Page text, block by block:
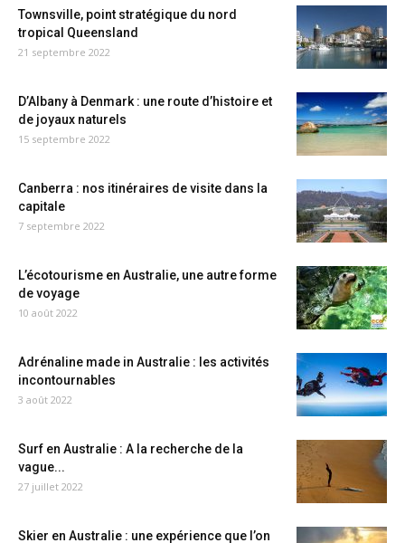
Townsville, point stratégique du nord
tropical Queensland
21 septembre 2022
D’Albany à Denmark : une route d’histoire et
de joyaux naturels
15 septembre 2022
Canberra : nos itinéraires de visite dans la
capitale
7 septembre 2022
L’écotourisme en Australie, une autre forme
de voyage
10 août 2022
Adrénaline made in Australie : les activités
incontournables
3 août 2022
Surf en Australie : A la recherche de la
vague...
27 juillet 2022
Skier en Australie : une expérience que l’on